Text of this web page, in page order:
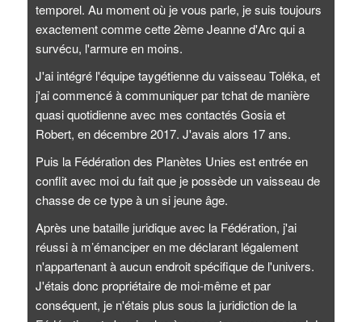
temporel. Au moment où je vous parle, je suis toujours
exactement comme cette 2ème Jeanne d'Arc qui a
survécu, l'armure en moins.
J'ai intégré l'équipe taygétienne du vaisseau Toléka, et
j'ai commencé à communiquer par tchat de manière
quasi quotidienne avec mes contactés Gosia et
Robert, en décembre 2017. J'avais alors 17 ans.
Puis la Fédération des Planètes Unies est entrée en
conflit avec moi du fait que je possède un vaisseau de
chasse de ce type à un si jeune âge.
Après une bataille juridique avec la Fédération, j'ai
réussi à m’émanciper en me déclarant légalement
n'appartenant à aucun endroit spécifique de l'univers.
J'étais donc propriétaire de moi-même et par
conséquent, je n'étais plus sous la juridiction de la